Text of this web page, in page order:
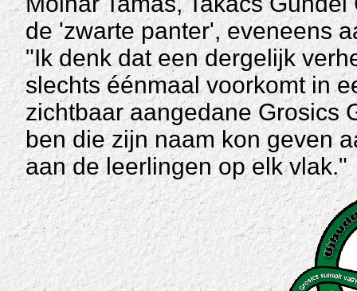
de 'zwarte panter', eveneens
"Ik denk dat een dergelijk
slechts éénmaal voorkomt in
zichtbaar aangedane Grosics
ben die zijn naam kon geven
aan de leerlingen op elk vlak."